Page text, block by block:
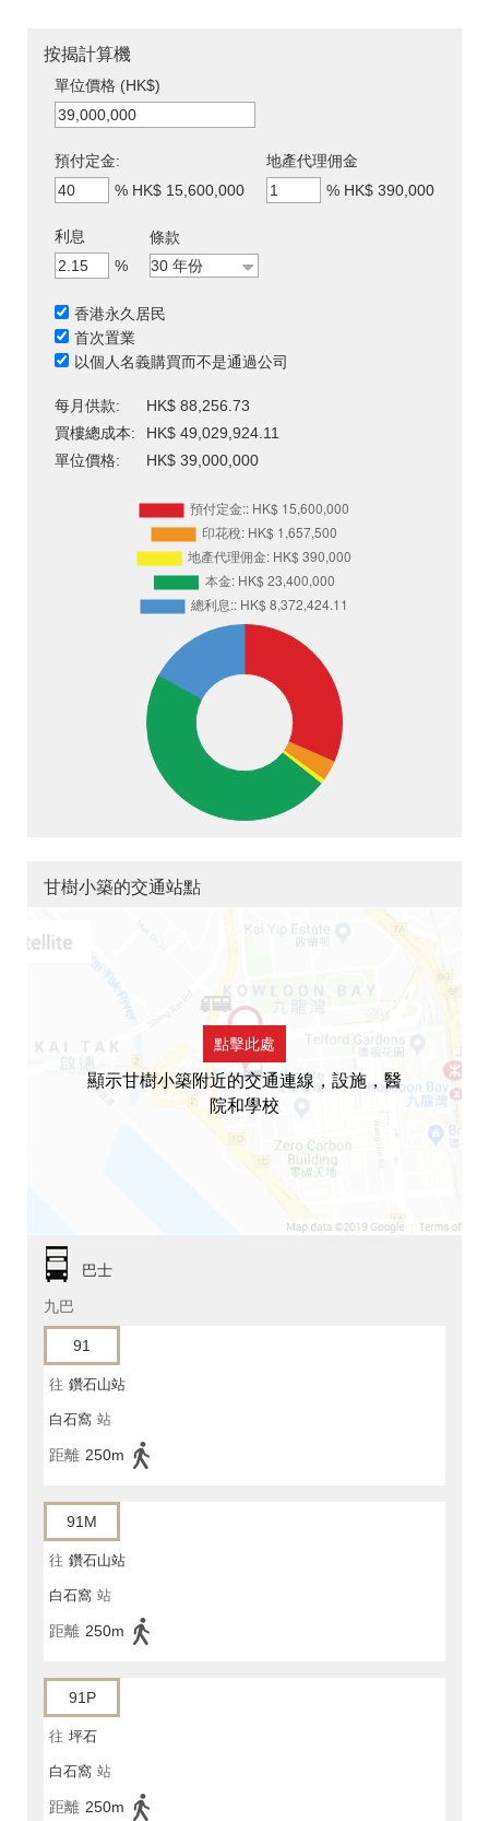
按揭計算機
單位價格 (HK$)
預付定金:
% HK$ 15,600,000
地產代理佣金
% HK$ 390,000
利息
%
條款
香港永久居民
首次置業
以個人名義購買而不是通過公司
每月供款:
HK$ 88,256.73
買樓總成本:
HK$ 49,029,924.11
單位價格:
HK$ 39,000,000
甘樹小築的交通站點
點擊此處
顯示甘樹小築附近的交通連線，設施，醫
院和學校
巴士
九巴
91
往 鑽石山站
白石窩 站
距離 250m
91M
往 鑽石山站
白石窩 站
距離 250m
91P
往 坪石
白石窩 站
距離 250m